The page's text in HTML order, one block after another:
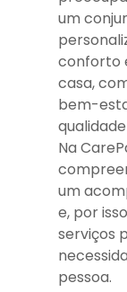
um
conforto
casa,
bem-
Na
um
e, por
serviços
pessoa.